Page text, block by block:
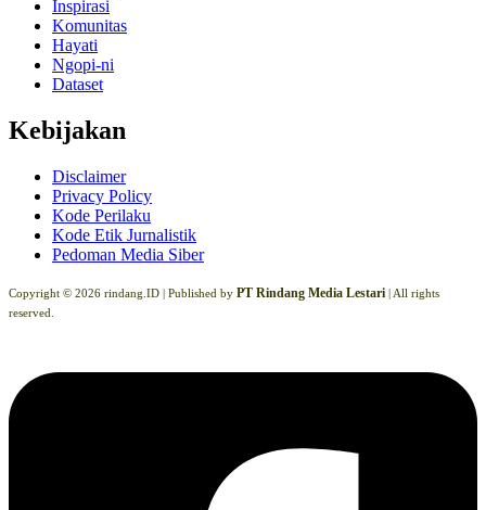
Inspirasi
Komunitas
Hayati
Ngopi-ni
Dataset
Kebijakan
Disclaimer
Privacy Policy
Kode Perilaku
Kode Etik Jurnalistik
Pedoman Media Siber
Copyright © 2026 rindang.ID | Published by PT Rindang Media Lestari | All rights
reserved.